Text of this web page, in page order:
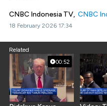
CNBC Indonesia TV, CNBC
18 February 2026 17:34
Related
00:52